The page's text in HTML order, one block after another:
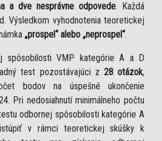
a dve nesprávne odpovede. Každá
Výsledkom vyhodnotenia teoretickej
„prospel“ alebo „neprospel“.
spôsobilosti VMP kategórie A a D
test pozostávajúci z 28 otázok,
bodov na úspešné ukončenie
Pri nedosiahnutí minimálneho počtu
odbornej spôsobilosti kategórie A
v rámci teoretickej skúšky k